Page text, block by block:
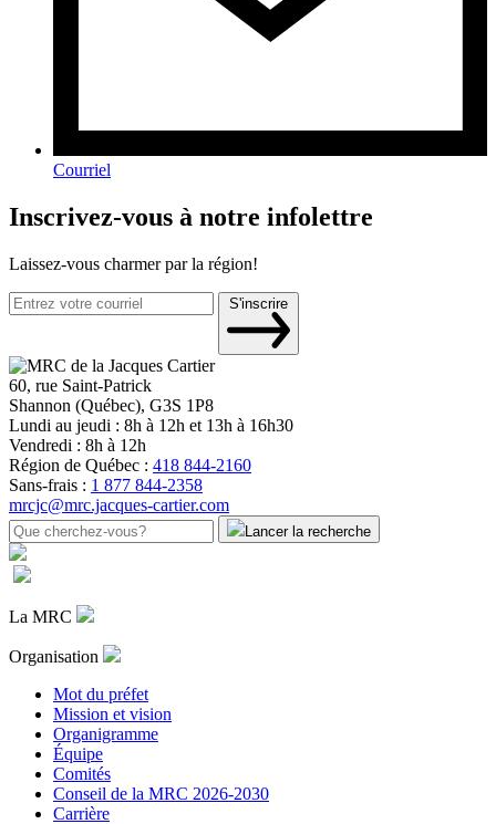
Courriel
Inscrivez-vous à notre infolettre
Laissez-vous charmer par la région!
S'inscrire
60, rue Saint-Patrick
Shannon (Québec), G3S 1P8
Lundi au jeudi : 8h à 12h et 13h à 16h30
Vendredi : 8h à 12h
Région de Québec : 418 844-2160
Sans-frais : 1 877 844-2358
mrcjc@mrc.jacques-cartier.com
Lancer la recherche
La MRC
Organisation
Mot du préfet
Mission et vision
Organigramme
Équipe
Comités
Conseil de la MRC 2026-2030
Carrière